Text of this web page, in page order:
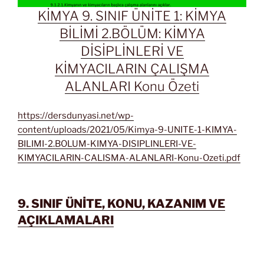
KİMYA 9. SINIF ÜNİTE 1: KİMYA
BİLİMİ 2.BÖLÜM: KİMYA
DİSİPLİNLERİ VE
KİMYACILARIN ÇALIŞMA
ALANLARI Konu Özeti
https://dersdunyasi.net/wp-
content/uploads/2021/05/Kimya-9-UNITE-1-KIMYA-
BILIMI-2.BOLUM-KIMYA-DISIPLINLERI-VE-
KIMYACILARIN-CALISMA-ALANLARI-Konu-Ozeti.pdf
9. SINIF ÜNİTE, KONU, KAZANIM VE
AÇIKLAMALARI